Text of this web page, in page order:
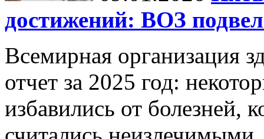
достижений: ВОЗ
Всемирная организация
отчет за 2025 год:
избавились от болезней,